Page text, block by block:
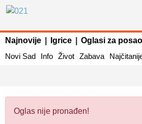
Najnovije Igrice Oglasi za posao
Novi Sad
Info Život Zabava
Oglas nije pronađen!